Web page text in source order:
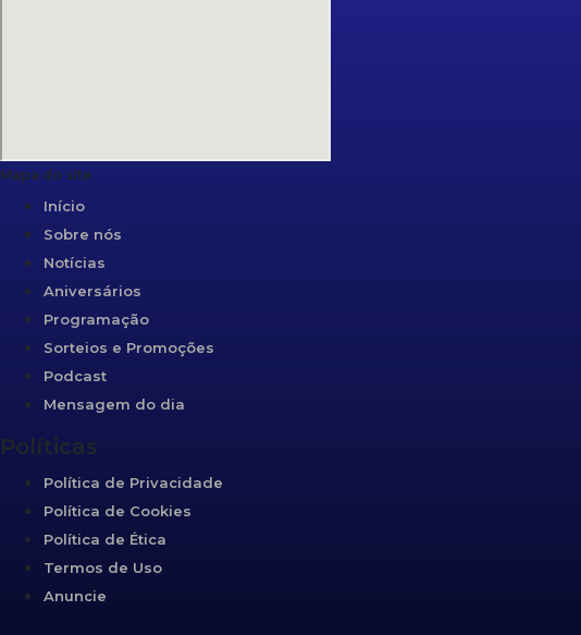
Mapa do site
Início
Sobre nós
Notícias
Aniversários
Programação
Sorteios e Promoções
Podcast
Mensagem do dia
Políticas
Política de Privacidade
Política de Cookies
Política de Ética
Termos de Uso
Anuncie